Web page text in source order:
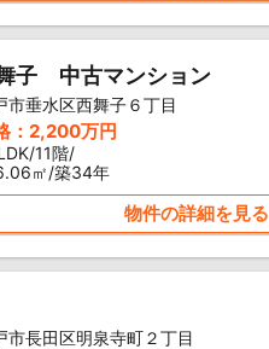
子 中古マンション
市垂水区西舞子６丁目
：2,200万円
11階/
㎡/築34年
物件の詳細を見る
市長田区明泉寺町２丁目